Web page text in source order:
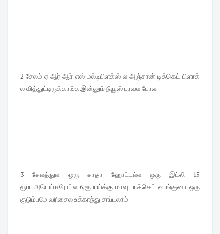
================
2 சேலம் ஏ ஆர் ஆர் எஸ் மல்டிபிளக்ஸ் ல அஞ்சான் டிக்கெட் பிளாக்
ல வித்துட்டிருக்காங்க.இன்னும் நியூஸ் பரவல போல.
================
3 சேலத்துல ஒரு சாதா ஹோட்டல்ல ஒரு இட்லி 15
ரூபா.அடெய்.ஈரோட்ல 6,ரூபாய்க்கு மாவு பாக்கெட் வாங்குனா ஒரு
குடும்பமே வரிசைல உக்காந்து சாப்டலாம்